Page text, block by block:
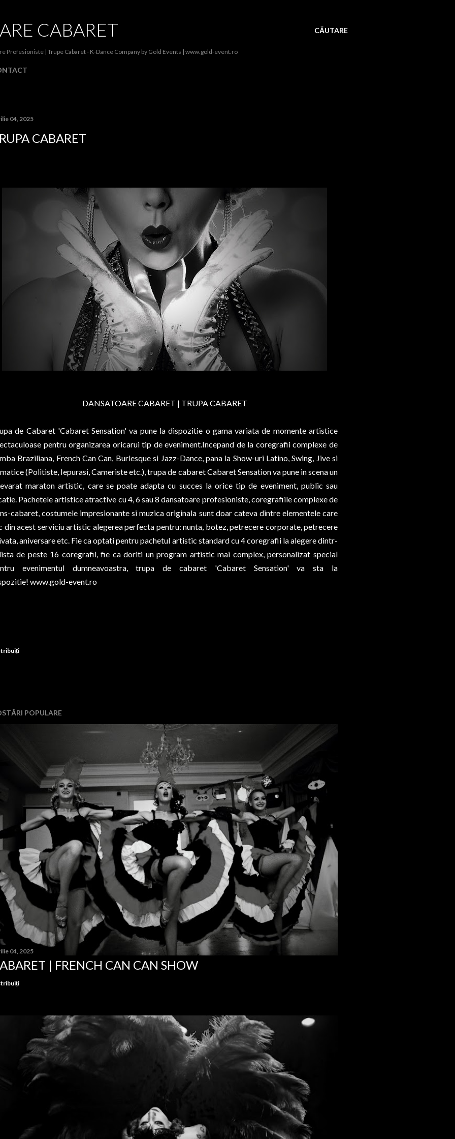
CĂUTARE
CABARET
Profesioniste | Trupe Cabaret - K-Dance Company by Gold Events | www.gold-event.ro
04, 2025
CABARET
DANSATOARE CABARET | TRUPA CABARET
de Cabaret 'Cabaret Sensation' va pune la dispozitie o gama variata de momente artistice
pentru organizarea oricarui tip de eveniment.Incepand de la coregrafii complexe de
Braziliana, French Can Can, Burlesque si Jazz-Dance, pana la Show-uri Latino, Swing, Jive si
(Politiste, Iepurasi, Cameriste etc.), trupa de cabaret Cabaret Sensation va pune in scena un
maraton artistic, care se poate adapta cu succes la orice tip de eveniment, public sau
Pachetele artistice atractive cu 4, 6 sau 8 dansatoare profesioniste, coregrafiile complexe de
cabaret, costumele impresionante si muzica originala sunt doar cateva dintre elementele care
din acest serviciu artistic alegerea perfecta pentru: nunta, botez, petrecere corporate, petrecere
aniversare etc. Fie ca optati pentru pachetul artistic standard cu 4 coregrafii la alegere dintr-
de peste 16 coregrafii, fie ca doriti un program artistic mai complex, personalizat special
evenimentul dumneavoastra, trupa de cabaret 'Cabaret Sensation' va sta la
www.gold-event.ro
POPULARE
04, 2025
| FRENCH CAN CAN SHOW